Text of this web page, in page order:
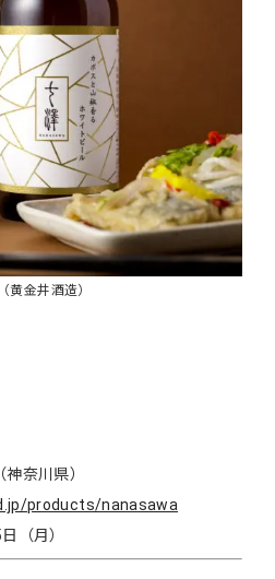
黄金井酒造）
奈川県）
products/nanasawa
（月）